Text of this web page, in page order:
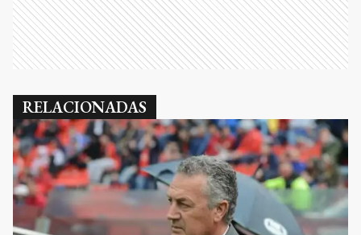
RELACIONADAS